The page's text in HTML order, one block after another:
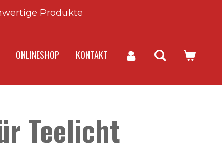
Produkte
ONLINESHOP KONTAKT
Teelicht